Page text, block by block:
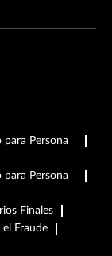
Persona
Persona
Finales
Fraude